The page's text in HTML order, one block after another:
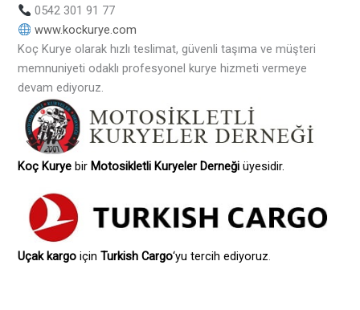
0542 301 91 77
www.kockurye.com
Koç Kurye olarak hızlı teslimat, güvenli taşıma ve müşteri
memnuniyeti odaklı profesyonel kurye hizmeti vermeye
devam ediyoruz.
Koç Kurye birMotosikletli Kuryeler Derneği üyesidir.
Uçak kargo içinTurkish Cargo‘yu tercih ediyoruz.